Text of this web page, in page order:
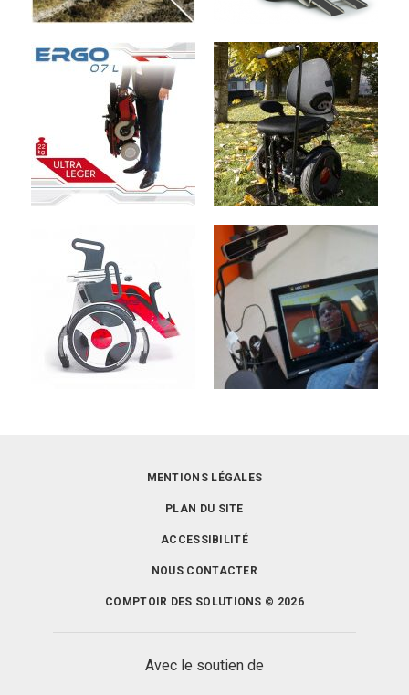
MENTIONS LÉGALES
PLAN DU SITE
ACCESSIBILITÉ
NOUS CONTACTER
COMPTOIR DES SOLUTIONS © 2026
Avec le soutien de